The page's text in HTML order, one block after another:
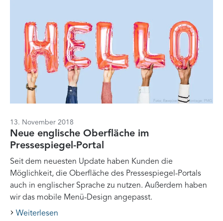
13. November 2018
Neue englische Oberfläche im
Pressespiegel-Portal
Seit dem neuesten Update haben Kunden die
Möglichkeit, die Oberfläche des Pressespiegel-Portals
auch in englischer Sprache zu nutzen. Außerdem haben
wir das mobile Menü-Design angepasst.
Weiterlesen